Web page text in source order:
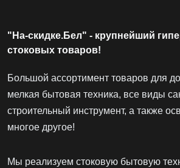
"На-скидке.Бел" - крупнейший
стоковых товаров!
Большой ассортимент товаров для
мелкая бытовая техника, все виды
строительный инструмент, а также
многое другое!
Мы реализуем стоковую бытовую